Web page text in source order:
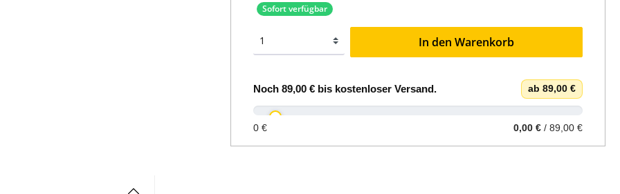
Sofort verfügbar
In den Warenkorb
Noch 89,00 €bis kostenloser Versand. ab 89,00 €
0 € 0,00 € / 89,00 €